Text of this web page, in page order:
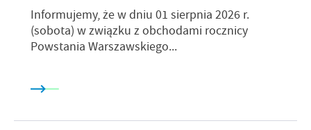
Informujemy, że w dniu 01 sierpnia 2026 r.
(sobota) w związku z obchodami rocznicy
Powstania Warszawskiego...